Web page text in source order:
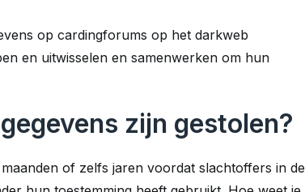
op cardingforums op het darkweb
en uitwisselen en samenwerken om hun
zijn gestolen?
of zelfs jaren voordat slachtoffers in de